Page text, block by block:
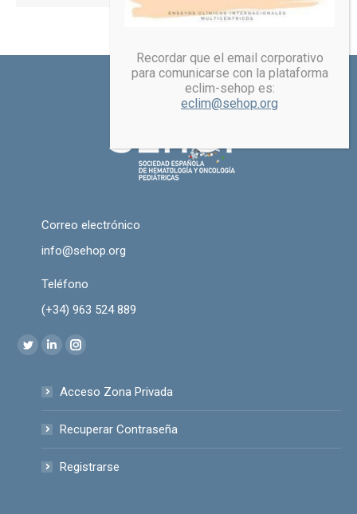
Correo electrónico
info@sehop.org
Teléfono
(+34) 963 524 889
Encuéntranos en:
Twitter
opens
new
Linkedin
opens
new
Instagram
opens
new
Acceso Zona Privada
Recuperar Contraseña
Registrarse
Recordar que el email corporativo
para comunicarse con la plataforma
eclim-sehop es:
eclim@sehop.org